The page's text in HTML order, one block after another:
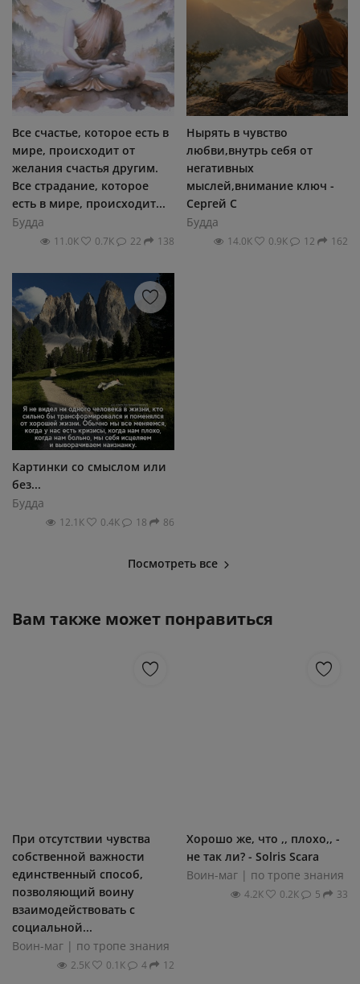
Все счастье, которое есть в
мире, происходит от
желания счастья другим.
Все страдание, которое
есть в мире, происходит...
Будда
11.0К 0.7К 22 138
Нырять в чувство
любви,внутрь себя от
негативных
мыслей,внимание ключ -
Сергей С
Будда
14.0К 0.9К 12 162
Картинки со смыслом или
без...
Будда
12.1К 0.4К 18 86
Посмотреть все
Вам также может понравиться
При отсутствии чувства
собственной важности
единственный способ,
позволяющий воину
взаимодействовать с
социальной...
Воин-маг | по тропе знания
2.5К 0.1К 4 12
Хорошо же, что ,, плохо,, -
не так ли? - Solris Scara
Воин-маг | по тропе знания
4.2К 0.2К 5 33